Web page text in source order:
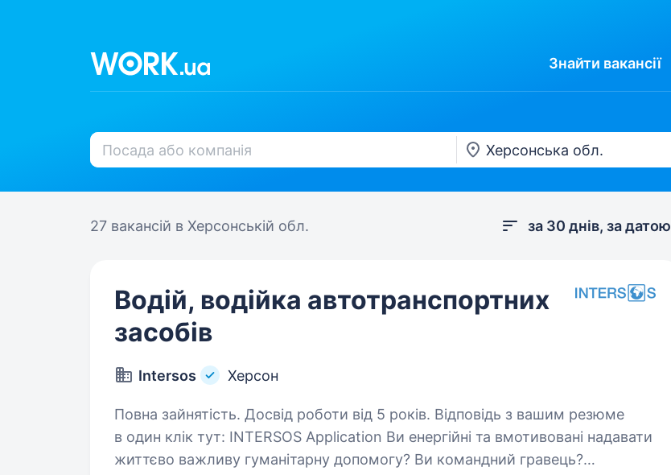
Знайти вакансії
27 вакансій в Херсонській обл. за 30 днів, за датою
Водій, водійка автотранспортних
засобів
Intersos Херсон
Повна зайнятість. Досвід роботи від 5 років. Відповідь з вашим резюме
в один клік тут: INTERSOS Application Ви енергійні та вмотивовані надавати
життєво важливу гуманітарну допомогу? Ви командний гравець?